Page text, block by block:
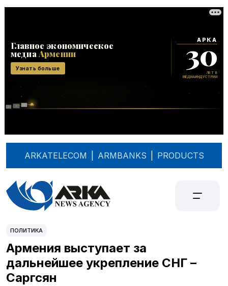
ARKATELECOM ARMBANKS PRODUCTS
ПОЛИТИКА
Армения выступает за
дальнейшее укрепление СНГ –
Саргсян